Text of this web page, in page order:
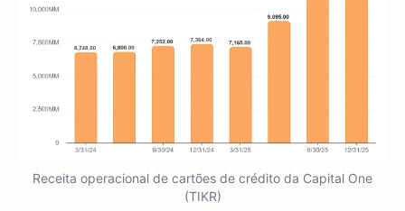
Receita operacional de cartões de crédito da Capital One
(TIKR)